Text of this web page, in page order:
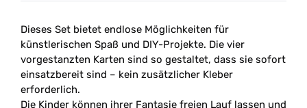
Dieses Set bietet endlose Möglichkeiten für
künstlerischen Spaß und DIY-Projekte. Die vier
vorgestanzten Karten sind so gestaltet, dass sie sofort
einsatzbereit sind – kein zusätzlicher Kleber
erforderlich.
Die Kinder können ihrer Fantasie freien Lauf lassen und